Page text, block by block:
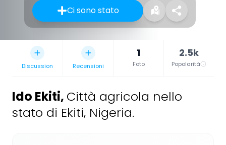
Ci sono stato
Discussion Recensioni
1
Foto
2.5k
Popolarità
Ido Ekiti, Città agricola nello
stato di Ekiti, Nigeria.